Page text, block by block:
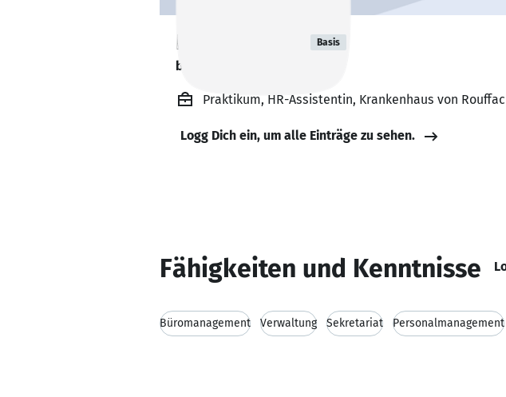
DHIF Myriam Basis
bildet sich zurzeit weiter. 🎓
Praktikum, HR-Assistentin, Krankenhaus von
Logg Dich ein, um alle Einträge zu sehen.
Fähigkeiten und Kenntnisse
Büromanagement Verwaltung Sekretariat Personalmanagement